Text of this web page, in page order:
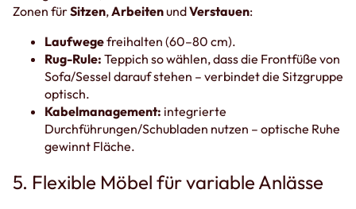
Zonen fürSitzen,ArbeitenundVerstauen:
Laufwegefreihalten (60–80 cm).
Rug-Rule: Teppich so wählen, dass die Frontfüße von
Sofa/Sessel darauf stehen – verbindet die Sitzgruppe
optisch.
Kabelmanagement: integrierte
Durchführungen/Schubladen nutzen – optische Ruhe
gewinnt Fläche.
5. Flexible Möbel für variable Anlässe